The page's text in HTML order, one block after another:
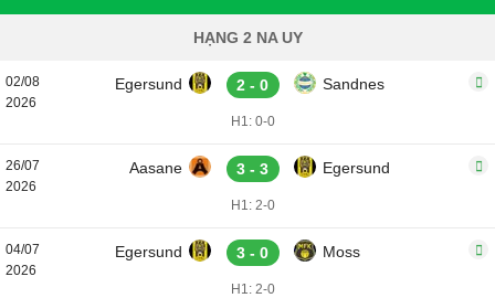
HẠNG 2 NA UY
02/08
2026
Egersund 2 - 0 Sandnes
H1: 0-0
26/07
2026
Aasane 3 - 3 Egersund
H1: 2-0
04/07
2026
Egersund 3 - 0 Moss
H1: 2-0